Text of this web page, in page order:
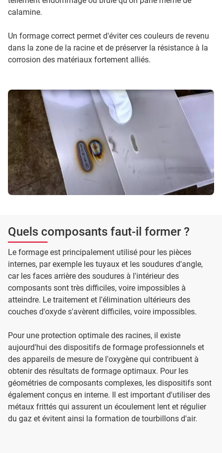
calamine.
Un formage correct permet d'éviter ces couleurs de revenu
dans la zone de la racine et de préserver la résistance à la
corrosion des matériaux fortement alliés.
Quels composants faut-il former ?
Le formage est principalement utilisé pour les pièces
internes, par exemple les tuyaux et les soudures d'angle,
car les faces arrière des soudures à l'intérieur des
composants sont très difficiles, voire impossibles à
atteindre. Le traitement et l'élimination ultérieurs des
couches d'oxyde s'avèrent difficiles, voire impossibles.
Pour une protection optimale des racines, il existe
aujourd'hui des dispositifs de formage professionnels et
des appareils de mesure de l'oxygène qui contribuent à
obtenir des résultats de formage optimaux. Pour les
géométries de composants complexes, les dispositifs sont
également conçus en interne. Il est important d'utiliser des
métaux frittés qui assurent un écoulement lent et régulier
du gaz et évitent ainsi la formation de tourbillons d'air.